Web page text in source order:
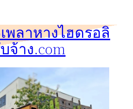
พลาหางไฮดรอลิ
จ้าง.com